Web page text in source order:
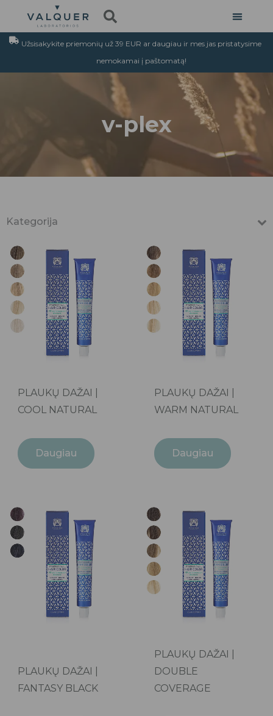
turinioUžsisakykite priemonių už 39 EUR ar daugiau ir mes jas pristatysime
nemokamai į paštomatą!
v-plex
Kategorija
PLAUKŲ DAŽAI |
COOL NATURAL
Daugiau
PLAUKŲ DAŽAI |
WARM NATURAL
Daugiau
PLAUKŲ DAŽAI |
FANTASY BLACK
PLAUKŲ DAŽAI |
DOUBLE
COVERAGE